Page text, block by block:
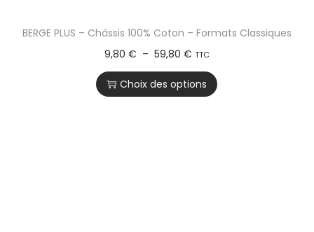
BERGE PLUS – Châssis 100% Coton – Formats Classiques
9,80 € – 59,80 € TTC
Choix des options